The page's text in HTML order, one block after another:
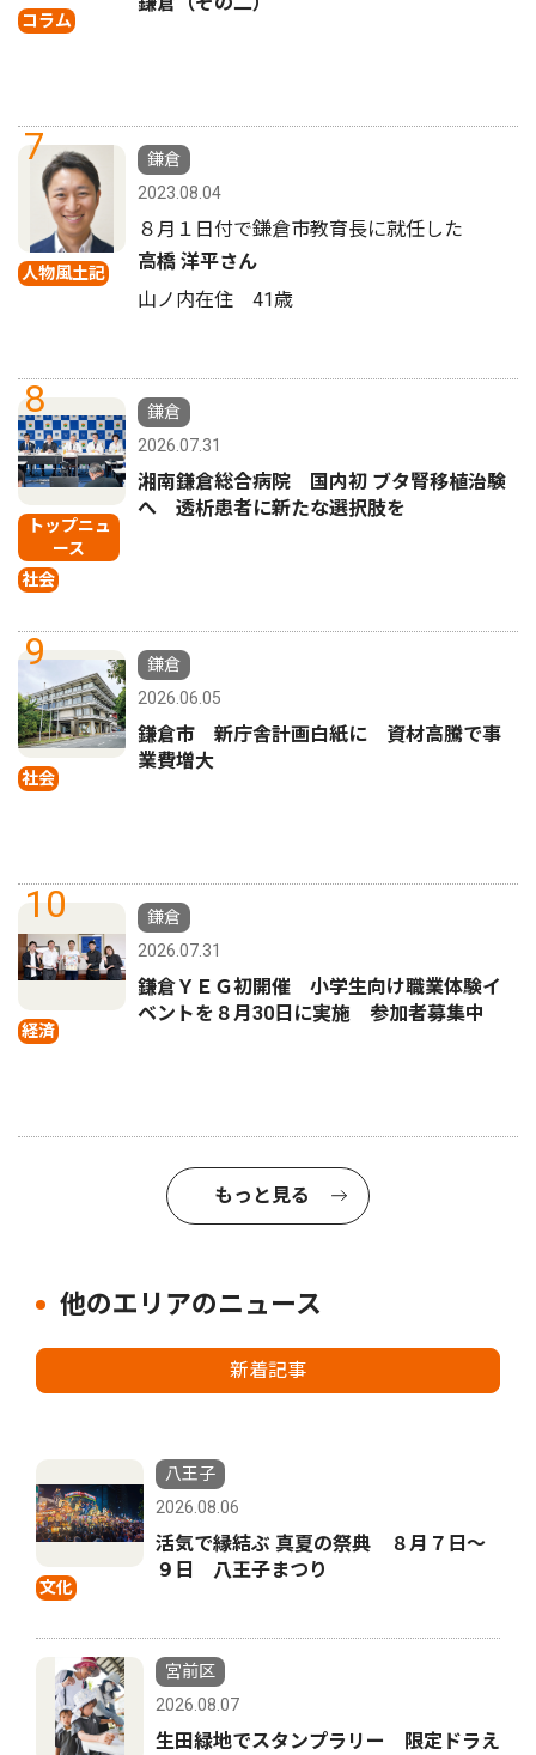
コラム
7
人物風土記
鎌倉
2023.08.04
８月１日付で鎌倉市教育長に就任した
高橋 洋平さん
山ノ内在住 41歳
8
トップニュ
ース
社会
鎌倉
2026.07.31
湘南鎌倉総合病院 国内初 ブタ腎移植治験
へ 透析患者に新たな選択肢を
9
社会
鎌倉
2026.06.05
鎌倉市 新庁舎計画白紙に 資材高騰で事
業費増大
10
経済
鎌倉
2026.07.31
鎌倉ＹＥＧ初開催 小学生向け職業体験イ
ベントを８月30日に実施 参加者募集中
もっと見る
他のエリアのニュース
新着記事
文化
八王子
2026.08.06
活気で縁結ぶ 真夏の祭典 ８月７日〜
９日 八王子まつり
宮前区
2026.08.07
生田緑地でスタンプラリー 限定ドラえ